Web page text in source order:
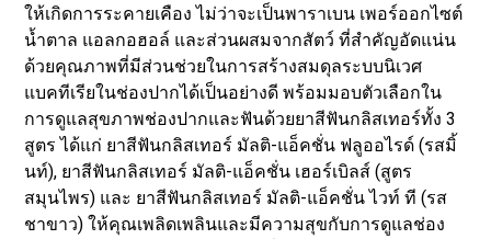
ให้เกิดการระคายเคือง ไม่ว่าจะเป็นพาราเบน เพอร์ออกไซต์
น้ำตาล แอลกอฮอล์ และส่วนผสมจากสัตว์ ที่สำคัญอัดแน่น
ด้วยคุณภาพที่มีส่วนช่วยในการสร้างสมดุลระบบนิเวศ
แบคทีเรียในช่องปากได้เป็นอย่างดี พร้อมมอบตัวเลือกใน
การดูแลสุขภาพช่องปากและฟันด้วยยาสีฟันกลิสเทอร์ทั้ง 3
สูตร ได้แก่ ยาสีฟันกลิสเทอร์ มัลติ-แอ็คชั่น ฟลูออไรด์ (รสมิ้
นท์), ยาสีฟันกลิสเทอร์ มัลติ-แอ็คชั่น เฮอร์เบิลส์ (สูตร
สมุนไพร) และ ยาสีฟันกลิสเทอร์ มัลติ-แอ็คชั่น ไวท์ ที (รส
ชาขาว) ให้คุณเพลิดเพลินและมีความสุขกับการดูแลช่อง